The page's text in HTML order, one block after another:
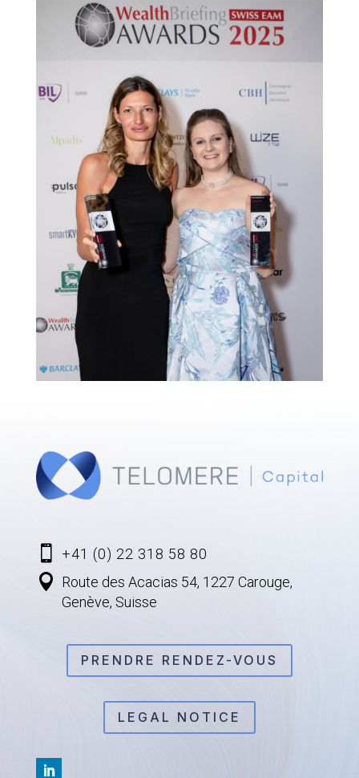
 +41 (0) 22 318 58 80
 Route des Acacias 54, 1227 Carouge,
Genève, Suisse
PRENDRE RENDEZ-VOUS
LEGAL NOTICE